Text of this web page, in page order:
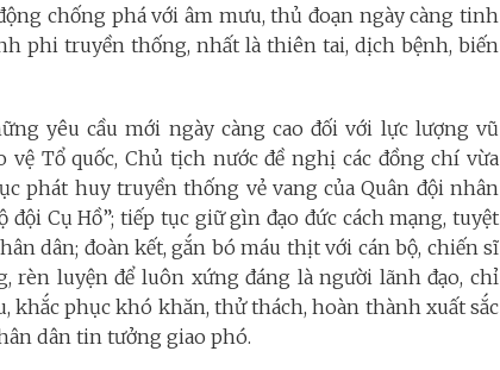
chống phá với âm mưu, thủ đoạn ngày càng tinh
phi truyền thống, nhất là thiên tai, dịch bệnh, biến
yêu cầu mới ngày càng cao đối với lực lượng vũ
Tổ quốc, Chủ tịch nước đề nghị các đồng chí vừa
phát huy truyền thống vẻ vang của Quân đội nhân
Cụ Hồ”; tiếp tục giữ gìn đạo đức cách mạng, tuyệt
dân; đoàn kết, gắn bó máu thịt với cán bộ, chiến sĩ
rèn luyện để luôn xứng đáng là người lãnh đạo, chỉ
khắc phục khó khăn, thử thách, hoàn thành xuất sắc
dân tin tưởng giao phó.